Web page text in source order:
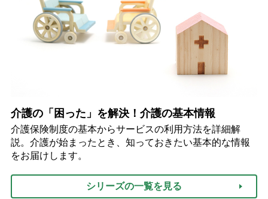
介護の「困った」を解決！介護の基本情報
介護保険制度の基本からサービスの利用方法を詳細解
説。介護が始まったとき、知っておきたい基本的な情報
をお届けします。
シリーズの一覧を見る